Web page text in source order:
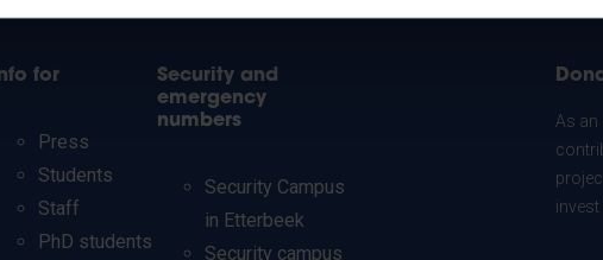
for
Press
Students
Staff
PhD students
Security and
emergency
numbers
Security Campus
in Etterbeek
Security campus
As an
invest